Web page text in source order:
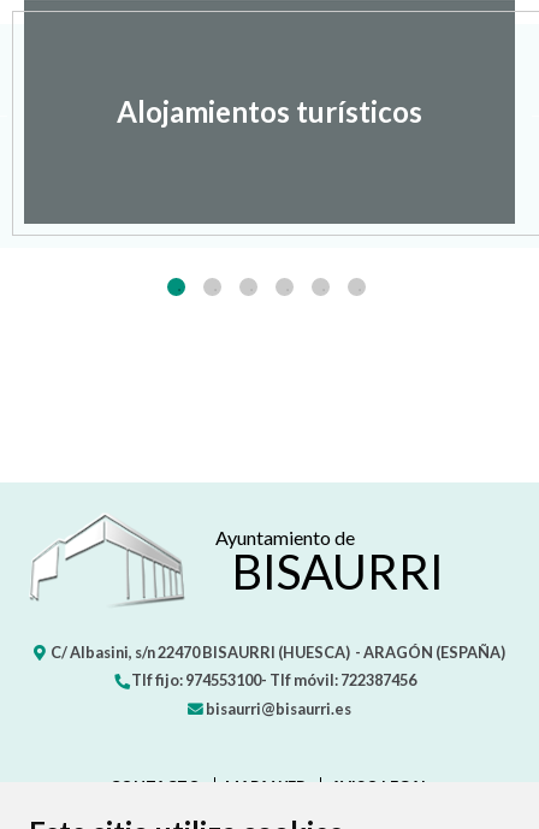
Alojamientos turísticos
Ayuntamiento de
BISAURRI
C/ Albasini, s/n22470BISAURRI (HUESCA) - ARAGÓN (ESPAÑA)
Tlf fijo: 974553100- Tlf móvil: 722387456
bisaurri@bisaurri.es
CONTACTO MAPA WEB
AVISO LEGAL
PROTECCIÓN DE DATOS